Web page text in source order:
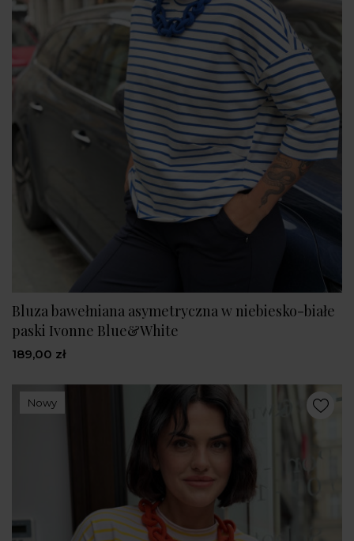
Bluza bawełniana asymetryczna w niebiesko-białe
paski Ivonne Blue&White
189,00 zł
Nowy